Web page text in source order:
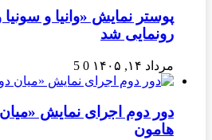
پوستر نمایش «وانیا و
رونمایی شد
مرداد ۱۴, ۱۴۰۵ 0
5
دور دوم اجرای نمایش «میان
هامون